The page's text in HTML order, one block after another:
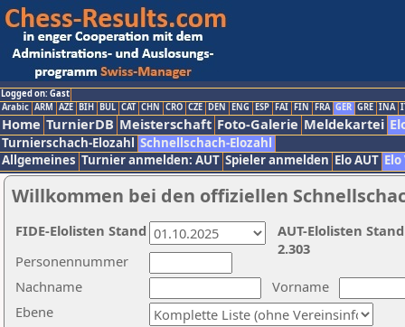
Logged on: Gast
Arabic ARM AZE BIH BUL CAT CHN CRO CZE DEN ENG ESP FAI FIN FRA GER GRE INA
Home TurnierDB Meisterschaft Foto-Galerie Meldekartei
Turnierschach-Elozahl Schnellschach-Elozahl
Allgemeines Turnier anmelden: AUT Spieler anmelden Elo AUT
Willkommen bei den offiziellen
Nachname
Vorname
Ebene
Personennummer
AUT-Elolisten
2.303
FIDE-Elolisten Stand